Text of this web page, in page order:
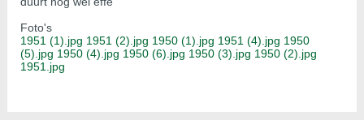
Foto's
1951 (1).jpg 1951 (2).jpg 1950 (1).jpg 1951 (4).jpg 1950
(5).jpg 1950 (4).jpg 1950 (6).jpg 1950 (3).jpg 1950 (2).jpg
1951.jpg